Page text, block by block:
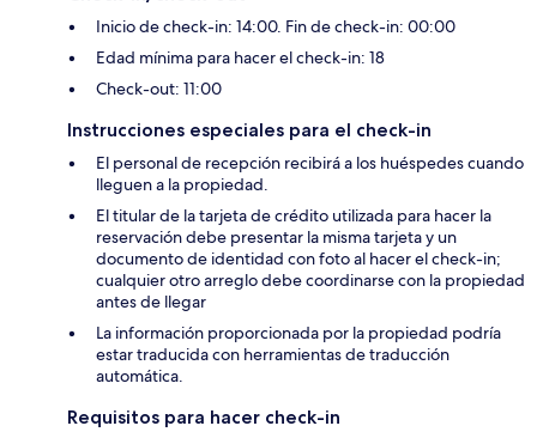
Inicio de check-in: 14:00. Fin de check-in: 00:00
Edad mínima para hacer el check-in: 18
Check-out: 11:00
Instrucciones especiales para el check-in
El personal de recepción recibirá a los huéspedes cuando
lleguen a la propiedad.
El titular de la tarjeta de crédito utilizada para hacer la
reservación debe presentar la misma tarjeta y un
documento de identidad con foto al hacer el check-in;
cualquier otro arreglo debe coordinarse con la propiedad
antes de llegar
La información proporcionada por la propiedad podría
estar traducida con herramientas de traducción
automática.
Requisitos para hacer check-in